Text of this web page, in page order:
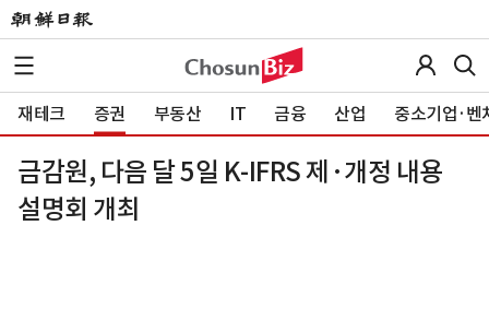
재테크 증권 부동산 IT 금융 산업 중소기업·벤
금감원, 다음 달 5일 K-IFRS 제·개정 내용
설명회 개최